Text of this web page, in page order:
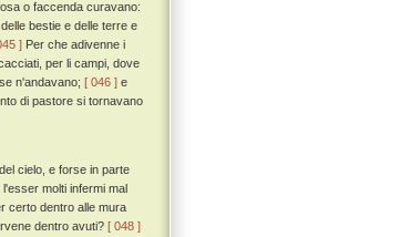
o faccenda curavano:
bestie e delle terre e
] Per che adivenne i
per li campi, dove
n'andavano; [ 046 ] e
di pastore si tornavano
cielo, e forse in parte
molti infermi mal
certo dentro alle mura
dentro avuti? [ 048 ]